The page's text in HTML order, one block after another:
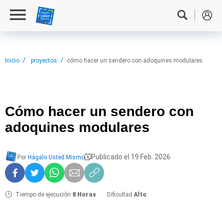
Inicio proyectos cómo hacer un sendero con adoquines modulares
Cómo hacer un sendero con
adoquines modulares
Por Hágalo Usted Mismo Publicado el 19 Feb. 2026
Tiempo de ejecución 8 Horas Dificultad Alto